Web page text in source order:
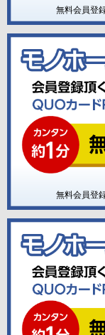
無料会員登
無料会員登